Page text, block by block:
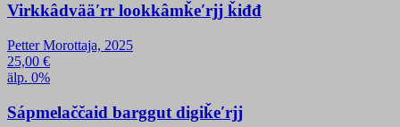
Virkkâdvääʹrr lookkâmǩeʹrjj ǩiđđ
Petter Morottaja, 2025
25,00 €
älp. 0%
Sápmelaččaid barggut digiǩeʹrjj